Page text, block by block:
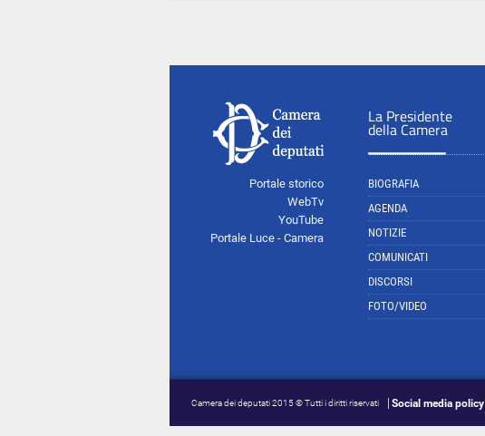
Portale storico
WebTv
YouTube
Portale Luce - Camera
La Presidente
della Camera
BIOGRAFIA
AGENDA
NOTIZIE
COMUNICATI
DISCORSI
FOTO/VIDEO
Camera dei deputati 2015 © Tutti i diritti riservati Social media policy